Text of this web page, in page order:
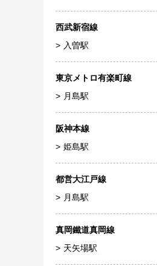
西武新宿線
入曽駅
東京メトロ有楽町線
月島駅
阪神本線
姫島駅
都営大江戸線
月島駅
真岡鐵道真岡線
天矢場駅